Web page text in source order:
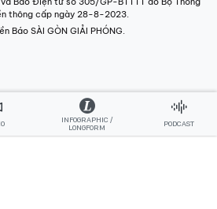
thông cấp ngày 28-8-2023.
Báo SÀI GÒN GIẢI PHÓNG.
INFOGRAPHIC /
LONGFORM
PODCAST